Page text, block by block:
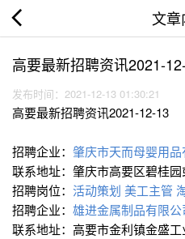
文章
高要最新招聘资讯2021-
发布时间：2021-12-13 01:30:21
高要最新招聘资讯2021-12-13
招聘企业： 肇庆市天而母婴用品
联系地址：肇庆市高要区碧桂
招聘岗位： 活动策划 美工主管
招聘企业： 雄进金属制品有限公
联系地址：高要市金利镇金盛工